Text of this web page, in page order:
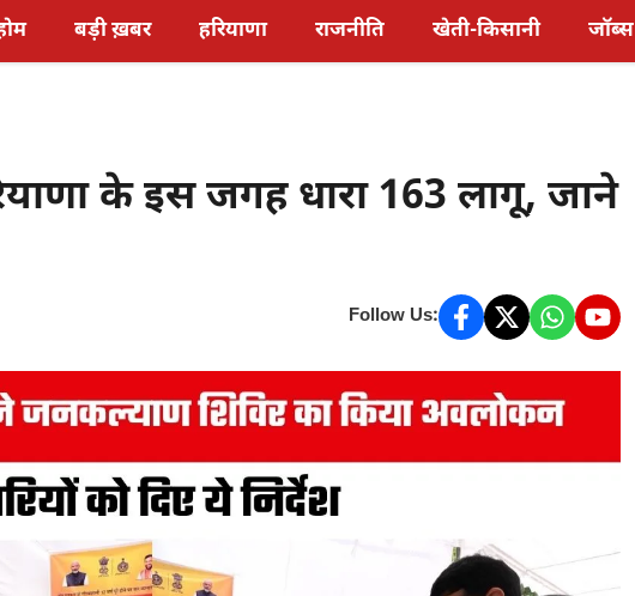
बड़ी ख़बर हरियाणा राजनीति खेती-किसानी जॉब्स
के इस जगह धारा 163 लागू, जाने
Follow Us: